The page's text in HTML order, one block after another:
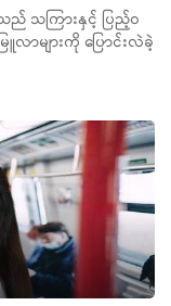
သကြားနှင့် ပြည့်ဝ
လာများကို ပြောင်းလဲခဲ့